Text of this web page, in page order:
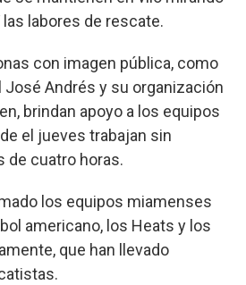
labores de rescate.
con imagen pública, como
Andrés y su organización
brindan apoyo a los equipos
el jueves trabajan sin
de cuatro horas.
los equipos miamenses
americano, los Heats y los
que han llevado